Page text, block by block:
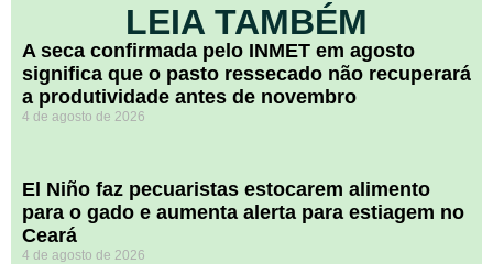
LEIA TAMBÉM
A seca confirmada pelo INMET em agosto
significa que o pasto ressecado não recuperará
a produtividade antes de novembro
4 de agosto de 2026
El Niño faz pecuaristas estocarem alimento
para o gado e aumenta alerta para estiagem no
Ceará
4 de agosto de 2026